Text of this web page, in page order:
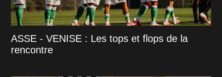
ASSE - VENISE : Les tops et flops de la
rencontre